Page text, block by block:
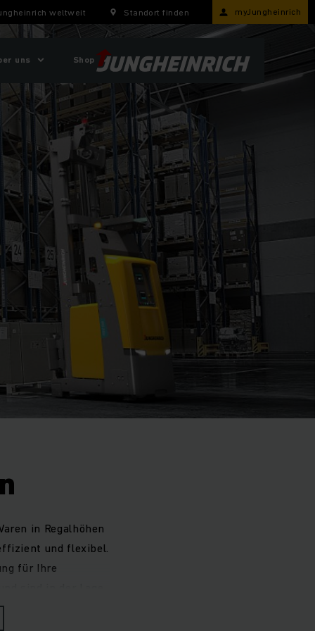
weltweit Standort finden myJungheinrich
uns Shop
in Regalhöhen
und flexibel.
für Ihre